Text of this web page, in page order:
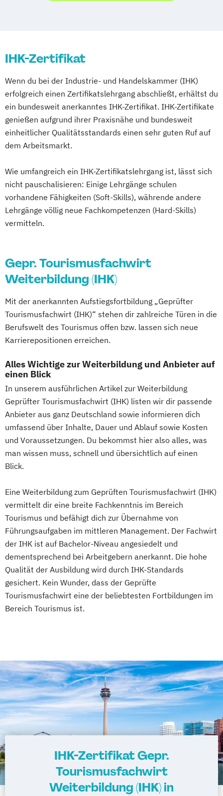
IHK-Zertifikat
Wenn du bei der Industrie- und Handelskammer (IHK)
erfolgreich einen Zertifikatslehrgang abschließt, erhältst du
ein bundesweit anerkanntes IHK-Zertifikat. IHK-Zertifikate
genießen aufgrund ihrer Praxisnähe und bundesweit
einheitlicher Qualitätsstandards einen sehr guten Ruf auf
dem Arbeitsmarkt.
Wie umfangreich ein IHK-Zertifikatslehrgang ist, lässt sich
nicht pauschalisieren: Einige Lehrgänge schulen
vorhandene Fähigkeiten (Soft-Skills), währende andere
Lehrgänge völlig neue Fachkompetenzen (Hard-Skills)
vermitteln.
Gepr. Tourismusfachwirt
Weiterbildung (IHK)
Mit der anerkannten Aufstiegsfortbildung „Geprüfter
Tourismusfachwirt (IHK)“ stehen dir zahlreiche Türen in die
Berufswelt des Tourismus offen bzw. lassen sich neue
Karrierepositionen erreichen.
Alles Wichtige zur Weiterbildung und Anbieter auf
einen Blick
In unserem ausführlichen Artikel zur Weiterbildung
Geprüfter Tourismusfachwirt (IHK) listen wir dir passende
Anbieter aus ganz Deutschland sowie informieren dich
umfassend über Inhalte, Dauer und Ablauf sowie Kosten
und Voraussetzungen. Du bekommst hier also alles, was
man wissen muss, schnell und übersichtlich auf einen
Blick.
Eine Weiterbildung zum Geprüften Tourismusfachwirt (IHK)
vermittelt dir eine breite Fachkenntnis im Bereich
Tourismus und befähigt dich zur Übernahme von
Führungsaufgaben im mittleren Management. Der Fachwirt
der IHK ist auf Bachelor-Niveau angesiedelt und
dementsprechend bei Arbeitgebern anerkannt. Die hohe
Qualität der Ausbildung wird durch IHK-Standards
gesichert. Kein Wunder, dass der Geprüfte
Tourismusfachwirt eine der beliebtesten Fortbildungen im
Bereich Tourismus ist.
IHK-Zertifikat Gepr.
Tourismusfachwirt
Weiterbildung (IHK) in